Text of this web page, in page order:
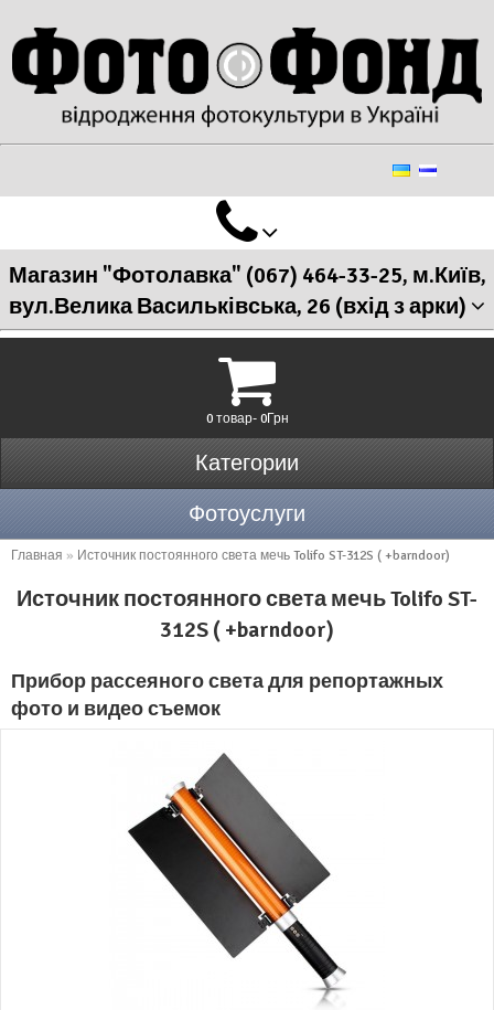
Магазин "Фотолавка" (067) 464-33-25, м.Київ,
вул.Велика Васильківська, 26 (вхід з арки)
0 товар- 0Грн
Категории
Фотоуслуги
Главная » Источник постоянного света мечь Tolifo ST-312S ( +barndoor)
Источник постоянного света мечь Tolifo ST-
312S ( +barndoor)
Прибор рассеяного света для репортажных
фото и видео съемок